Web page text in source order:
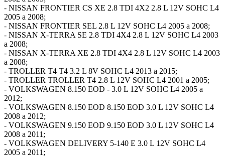
- NISSAN FRONTIER CS XE 2.8 TDI 4X2 2.8 L 12V SOHC L4
2005 a 2008;
- NISSAN FRONTIER SEL 2.8 L 12V SOHC L4 2005 a 2008;
- NISSAN X-TERRA SE 2.8 TDI 4X4 2.8 L 12V SOHC L4 2003
a 2008;
- NISSAN X-TERRA XE 2.8 TDI 4X4 2.8 L 12V SOHC L4 2003
a 2008;
- TROLLER T4 T4 3.2 L 8V SOHC L4 2013 a 2015;
- TROLLER TROLLER T4 2.8 L 12V SOHC L4 2001 a 2005;
- VOLKSWAGEN 8.150 EOD - 3.0 L 12V SOHC L4 2005 a
2012;
- VOLKSWAGEN 8.150 EOD 8.150 EOD 3.0 L 12V SOHC L4
2008 a 2012;
- VOLKSWAGEN 9.150 EOD 9.150 EOD 3.0 L 12V SOHC L4
2008 a 2011;
- VOLKSWAGEN DELIVERY 5-140 E 3.0 L 12V SOHC L4
2005 a 2011;